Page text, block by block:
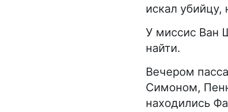
искал убийцу,
У миссис Ван
найти.
Вечером
Симоном,
находились